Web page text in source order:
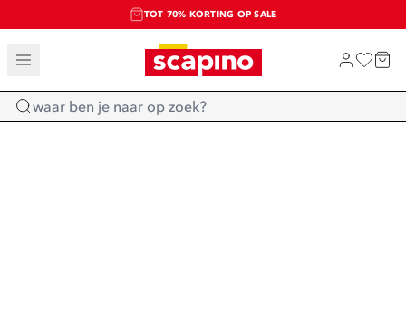
TOT 70% KORTING OP SALE
SALE: LAATSTE KANS!
SHOP NIEUW
Home